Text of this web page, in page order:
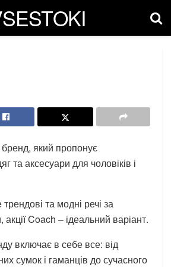
який пропонує
та аксесуари для чоловіків і
та модні речі за
Coach – ідеальний варіант.
включає в себе все: від
сумок і гаманців до сучасного